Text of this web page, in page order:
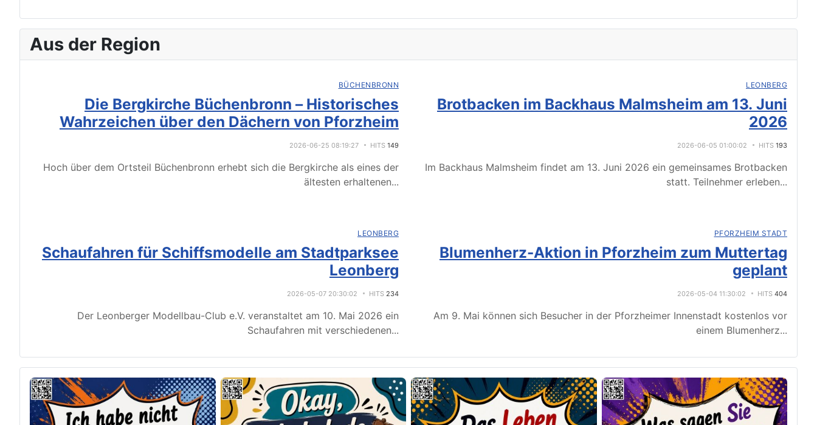
Aus der Region
BÜCHENBRONN
Die Bergkirche Büchenbronn – Historisches
Wahrzeichen über den Dächern von Pforzheim
2026-06-25 08:19:27 HITS 149
Hoch über dem Ortsteil Büchenbronn erhebt sich die Bergkirche als eines der
ältesten erhaltenen...
LEONBERG
Brotbacken im Backhaus Malmsheim am 13. Juni
2026
2026-06-05 01:00:02 HITS 193
Im Backhaus Malmsheim findet am 13. Juni 2026 ein gemeinsames Brotbacken
statt. Teilnehmer erleben...
LEONBERG
Schaufahren für Schiffsmodelle am Stadtparksee
Leonberg
2026-05-07 20:30:02 HITS 234
Der Leonberger Modellbau-Club e.V. veranstaltet am 10. Mai 2026 ein
Schaufahren mit verschiedenen...
PFORZHEIM STADT
Blumenherz-Aktion in Pforzheim zum Muttertag
geplant
2026-05-04 11:30:02 HITS 404
Am 9. Mai können sich Besucher in der Pforzheimer Innenstadt kostenlos vor
einem Blumenherz...